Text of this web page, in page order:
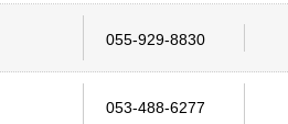
055-929-8830
053-488-6277